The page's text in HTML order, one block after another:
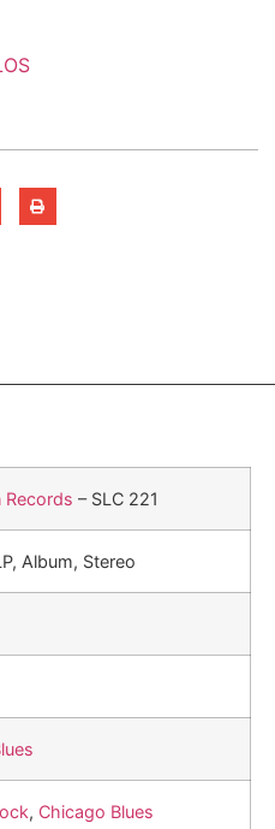
Records – SLC 221
Album, Stereo
, Chicago Blues